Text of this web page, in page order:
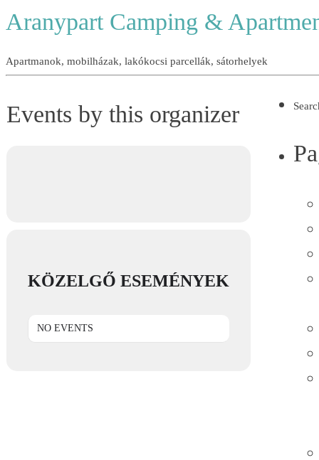
Aranypart Camping &
Apartmanok, mobilházak, lakókocsi parcellák, sátorhelyek
Events by this organizer
KÖZELGŐ ESEMÉNYEK
NO EVENTS